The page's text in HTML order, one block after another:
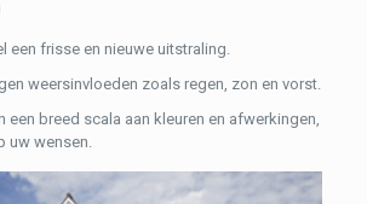
een frisse en nieuwe uitstraling.
weersinvloeden zoals regen, zon en vorst.
een breed scala aan kleuren en afwerkingen,
uw wensen.